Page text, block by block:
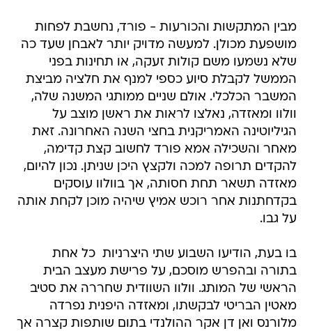
מבין המתקשות והכורעות - פורד, נחשבת לפחות
מושפעת מכולן. למעשה מדויק יותר לאבחן שעד כה
שלא נשמעו משם קולות זעקה, או תחינות בפני
הממשל לקבלת סיוע כספי למנף את חלציה מביצת
המשבר הכלכלי. אולם שניים ממותגי המשנה שלה,
וולוו ומאזדה, נאלצו לראות את ראשן מוצב על
הגיליוטינה האמריקנית בחצי השנה האחרונה. זאת
מאחר והשכילה אמא פורד לחשוב קצת קדימה,
להקדים תרופה למכה ולקצץ היכן שניתן. נכון להיום,
מאזדה תשאר תחת חסותה, אך בוולוו עוסקים
בקדחתנות אחר רוכש אמיץ שיהיה מוכן לקחת אותה
על גבו.
בו בעת, הודיעו השבוע שתי היצרניות  כל אחת
בתורה ובהפרש מוסכם, על פרישת מעצב הבית
הראשי של המותג. וולוו השוודית שחררה את סטיב
מאטין הבריטי לבקשתו, ומאזדה היפנית נפרדה
מלורנס ואן דן אקר ההולנדי בתום שותפות קצרה אך